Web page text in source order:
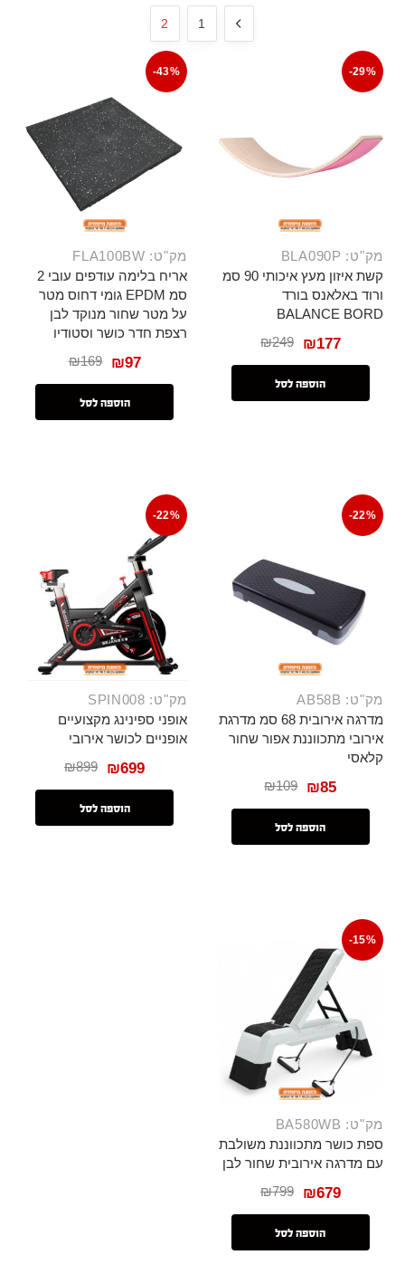
1
2
-29%
מק"ט: BLA090P
קשת איזון מעץ איכותי 90 סמ
ורוד באלאנס בורד
BALANCE BORD
₪249 ₪177
הוספה לסל
-43%
מק"ט: FLA100BW
אריח בלימה עודפים עובי 2
סמ EPDM גומי דחוס מטר
על מטר שחור מנוקד לבן
רצפת חדר כושר וסטודיו
₪169 ₪97
הוספה לסל
-22%
מק"ט: AB58B
מדרגה אירובית 68 סמ מדרגת
אירובי מתכווננת אפור שחור
קלאסי
₪109 ₪85
הוספה לסל
-22%
מק"ט: SPIN008
אופני ספינינג מקצועיים
אופניים לכושר אירובי
₪899 ₪699
הוספה לסל
-15%
מק"ט: BA580WB
ספת כושר מתכווננת משולבת
עם מדרגה אירובית שחור לבן
₪799 ₪679
הוספה לסל